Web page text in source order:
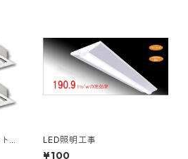
2
LED照明工事
¥100